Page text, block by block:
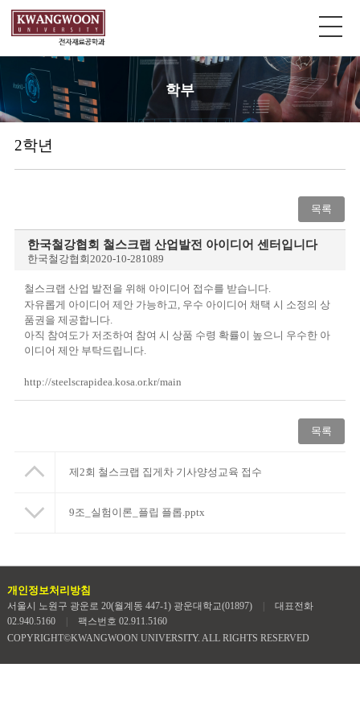
학부
2학년
목록
한국철강협회 철스크랩 산업발전 아이디어 센터입니다
한국철강협회2020-10-281089
철스크랩 산업 발전을 위해 아이디어 접수를 받습니다.
자유롭게 아이디어 제안 가능하고, 우수 아이디어 채택 시 소정의 상
품권을 제공합니다.
아직 참여도가 저조하여 참여 시 상품 수령 확률이 높으니 우수한 아
이디어 제안 부탁드립니다.
http://steelscrapidea.kosa.or.kr/main
목록
제2회 철스크랩 집게차 기사양성교육 접수
9조_실험이론_플립 플롭.pptx
개인정보처리방침
서울시 노원구 광운로 20(월계동 447-1) 광운대학교(01897)
대표전화
02.940.5160
팩스번호 02.911.5160
COPYRIGHT©KWANGWOON UNIVERSITY. ALL RIGHTS RESERVED